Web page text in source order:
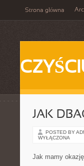
Strona główna
JAK
POSTED BY
WYŁĄCZONA
Jak mamy